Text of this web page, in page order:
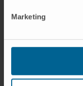
Marketing
La información